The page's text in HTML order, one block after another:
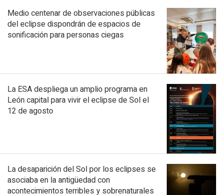
Medio centenar de observaciones públicas
del eclipse dispondrán de espacios de
sonificación para personas ciegas
La ESA despliega un amplio programa en
León capital para vivir el eclipse de Sol el
12 de agosto
La desaparición del Sol por los eclipses se
asociaba en la antigüedad con
acontecimientos terribles y sobrenaturales